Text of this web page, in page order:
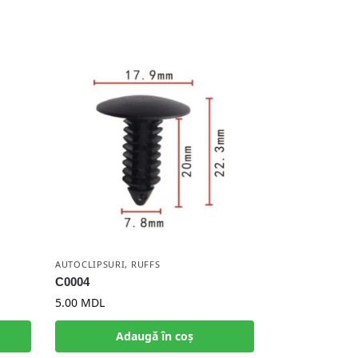
AUTOCLIPSURI, RUFFS
C0004
5.00 MDL
Adaugă în coș